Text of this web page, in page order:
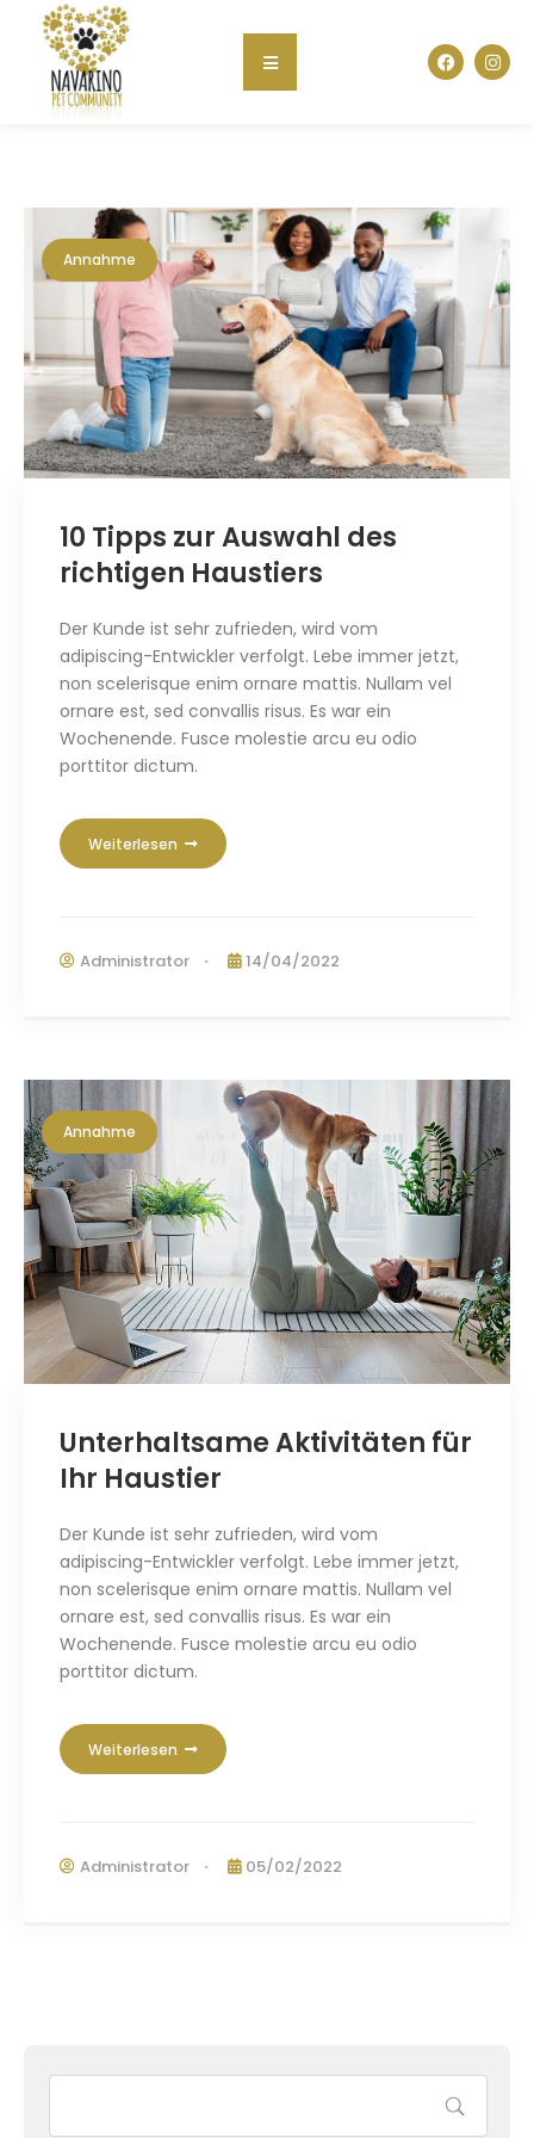
Annahme
10 Tipps zur Auswahl des
richtigen Haustiers
Der Kunde ist sehr zufrieden, wird vom
adipiscing-Entwickler verfolgt. Lebe immer jetzt,
non scelerisque enim ornare mattis. Nullam vel
ornare est, sed convallis risus. Es war ein
Wochenende. Fusce molestie arcu eu odio
porttitor dictum.
Weiterlesen
Administrator 14/04/2022
Annahme
Unterhaltsame Aktivitäten für
Ihr Haustier
Der Kunde ist sehr zufrieden, wird vom
adipiscing-Entwickler verfolgt. Lebe immer jetzt,
non scelerisque enim ornare mattis. Nullam vel
ornare est, sed convallis risus. Es war ein
Wochenende. Fusce molestie arcu eu odio
porttitor dictum.
Weiterlesen
Administrator 05/02/2022